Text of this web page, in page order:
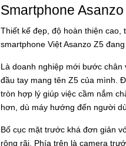
Smartphone
Thiết kế đẹp, độ hoàn thiện
smartphone Việt Asanzo Z5 đang
Là doanh nghiệp mới bước
đầu tay mang tên Z5 của mình.
tròn hợp lý giúp việc cầm nắm
hơn, dù máy hướng đến người
Bố cục mặt trước khá đơn giản
rộng rãi. Phía trên là camera